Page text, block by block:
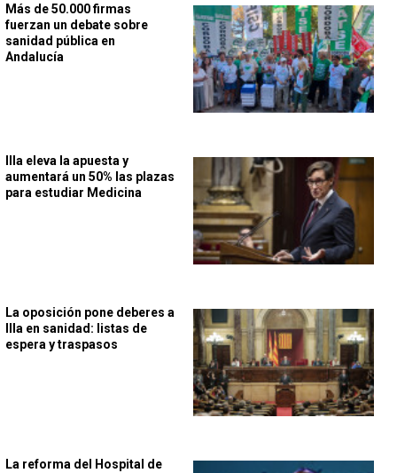
Más de 50.000 firmas
fuerzan un debate sobre
sanidad pública en
Andalucía
Illa eleva la apuesta y
aumentará un 50% las plazas
para estudiar Medicina
La oposición pone deberes a
Illa en sanidad: listas de
espera y traspasos
La reforma del Hospital de